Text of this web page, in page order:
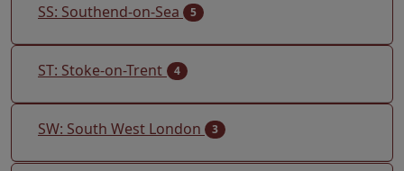
SS: Southend-on-Sea 5
ST: Stoke-on-Trent 4
SW: South West London 3